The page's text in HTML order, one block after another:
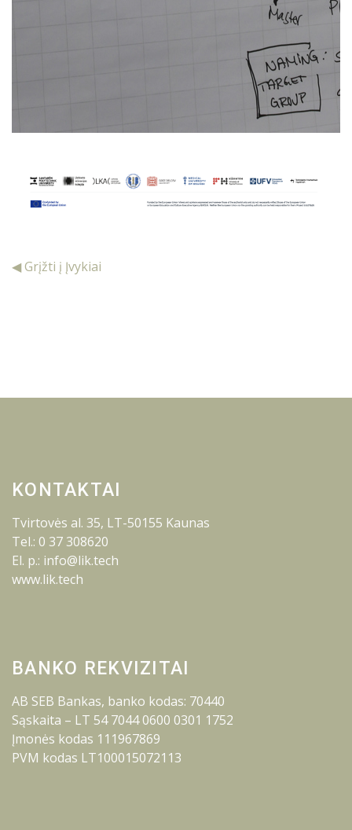
◀ Grįžti į Įvykiai
KONTAKTAI
Tvirtovės al. 35, LT-50155 Kaunas
Tel.: 0 37 308620
El. p.: info@lik.tech
www.lik.tech
BANKO REKVIZITAI
AB SEB Bankas, banko kodas: 70440
Sąskaita – LT 54 7044 0600 0301 1752
Įmonės kodas 111967869
PVM kodas LT100015072113